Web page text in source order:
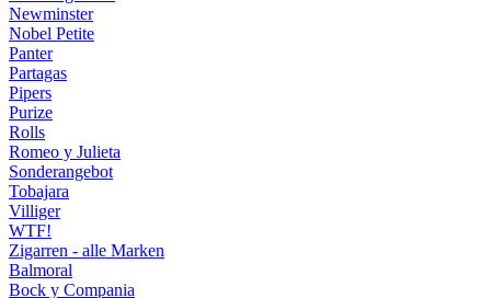
Newminster
Nobel Petite
Panter
Partagas
Pipers
Purize
Rolls
Romeo y Julieta
Sonderangebot
Tobajara
Villiger
WTF!
Zigarren - alle Marken
Balmoral
Bock y Compania